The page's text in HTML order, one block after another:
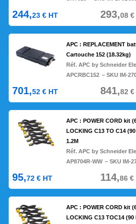
244,23 € HT 293,08€
APC : REPLACEMENT
Cartouche 152 (18.32kg)
Réf. APC by Schneider
APCRBC152 – SKU IM-
701,52 € HT 841,82 €
APC : POWER CORD kit
LOCKING C13 TO C14
1.2M
Réf. APC by Schneider
AP8704R-WW – SKU IM-
95,72 € HT 114,86€
APC : POWER CORD kit
LOCKING C13 TOC14 (90